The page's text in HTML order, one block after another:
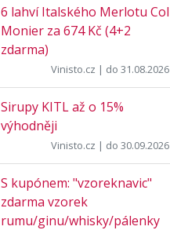
6 lahví Italského Merlotu Col
Monier za 674 Kč (4+2
zdarma)
Vinisto.cz | do 31.08.2026
Sirupy KITL až o 15%
výhodněji
Vinisto.cz | do 30.09.2026
S kupónem: "vzoreknavic"
zdarma vzorek
rumu/ginu/whisky/pálenky